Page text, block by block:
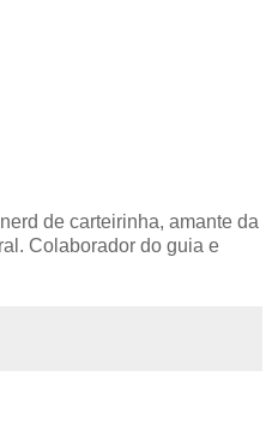
de carteirinha, amante da
Colaborador do guia e